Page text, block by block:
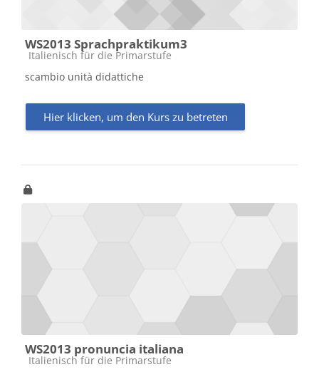
WS2013 Sprachpraktikum3
Kursbereich
Italienisch für die Primarstufe
scambio unità didattiche
Hier klicken, um den Kurs zu betreten
WS2013 pronuncia italiana
Kursbereich
Italienisch für die Primarstufe